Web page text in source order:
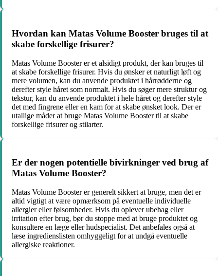
Hvordan kan Matas Volume Booster bruges til at
skabe forskellige frisurer?
Matas Volume Booster er et alsidigt produkt, der kan bruges til
at skabe forskellige frisurer. Hvis du ønsker et naturligt løft og
mere volumen, kan du anvende produktet i hårrødderne og
derefter style håret som normalt. Hvis du søger mere struktur og
tekstur, kan du anvende produktet i hele håret og derefter style
det med fingrene eller en kam for at skabe ønsket look. Der er
utallige måder at bruge Matas Volume Booster til at skabe
forskellige frisurer og stilarter.
Er der nogen potentielle bivirkninger ved brug af
Matas Volume Booster?
Matas Volume Booster er generelt sikkert at bruge, men det er
altid vigtigt at være opmærksom på eventuelle individuelle
allergier eller følsomheder. Hvis du oplever ubehag eller
irritation efter brug, bør du stoppe med at bruge produktet og
konsultere en læge eller hudspecialist. Det anbefales også at
læse ingredienslisten omhyggeligt for at undgå eventuelle
allergiske reaktioner.